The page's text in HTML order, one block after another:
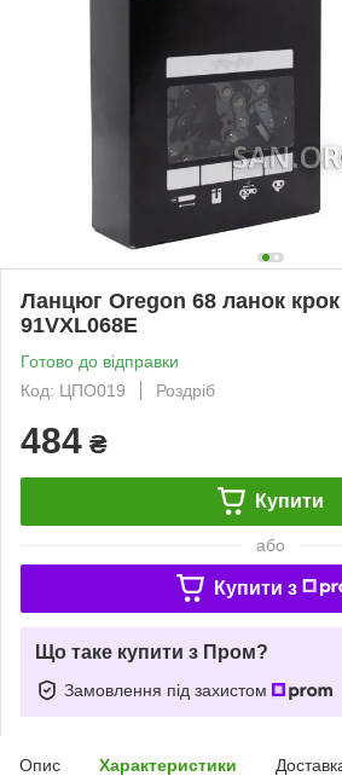
Ланцюг Oregon 68 ланок
91VXL068E
Готово до відправки
Код: ЦПО019
Роздріб
484 ₴
Купити
або
Купити з
Що таке купити з Пром?
Замовлення під захистом
Опис Характеристики